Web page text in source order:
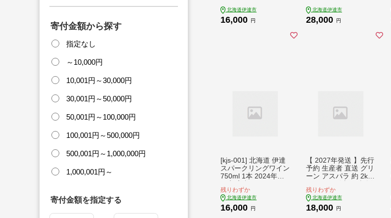
寄付金額から探す
指定なし
～10,000円
10,001円～30,000円
30,001円～50,000円
50,001円～100,000円
100,001円～500,000円
500,001円～1,000,000円
1,000,001円～
寄付金額を指定する
魚介類 ウニ丼 お寿司
濃厚 無添加 産地直送
北海道伊達市
16,000 円
海の幸 魚介類 ウニ丼
お寿司 濃厚 無添加 産
北海道伊達市
28,000 円
[kjs-001] 北海道 伊達
スパークリングワイン
750ml 1本 2024年産
ングワイン ワイン 葡
萄 ぶどう ブドウ 醸造
ヴィンテージ 白ワイ
残りわずか
北海道伊達市
16,000 円
【 2027年発送 】先行
予約 生産者 直送 グリ
ーン アスパラ 約 2kg
り 野菜 あすぱら 木須
農園 北海道 伊達市
【55250513】
残りわずか
北海道伊達市
18,000 円